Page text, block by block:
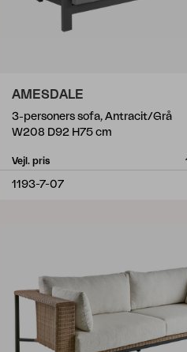
AMESDALE
3-personers sofa, Antracit/Grå
W208 D92 H75 cm
Vejl. pris
1193-7-07